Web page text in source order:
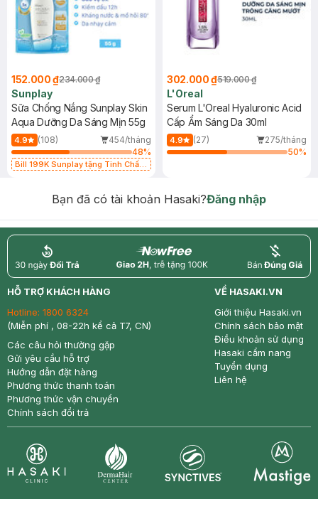
152.000 ₫234.000 ₫
Sunplay
Sữa Chống Nắng Sunplay Skin
Aqua Dưỡng Da Sáng Mịn 55g
4.9 (108)
454/tháng
48%
Bill 199K Sunplay tặng Tinh Chất
302.000 ₫519.000 ₫
L'Oreal
Serum L'Oreal Hyaluronic Acid
Cấp Ẩm Sáng Da 30ml
4.9 (27)
275/tháng
50%
Bạn đã có tài khoản Hasaki?Đăng nhập
return nowfree price
HỖ TRỢ KHÁCH HÀNG
Hotline: 1800 6324
(Miễn phí , 08-22h kể cả T7, CN)
Các câu hỏi thường gặp
Gửi yêu cầu hỗ trợ
Hướng dẫn đặt hàng
Phương thức thanh toán
Phương thức vận chuyển
Chính sách đổi trả
VỀ HASAKI.VN
Giới thiệu Hasaki.vn
Chính sách bảo mật
Điều khoản sử dụng
Hasaki cẩm nang
Tuyển dụng
Liên hệ